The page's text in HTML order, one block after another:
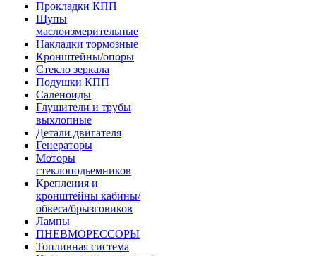
Прокладки КПП
Щупы
маслоизмерительные
Накладки тормозные
Кронштейны/опоры
Стекло зеркала
Подушки КПП
Саленоиды
Глушители и трубы
выхлопные
Детали двигателя
Генераторы
Моторы
стеклоподьемников
Крепления и
кронштейны кабины/
обвеса/брызговиков
Лампы
ПНЕВМОРЕССОРЫ
Топливная система